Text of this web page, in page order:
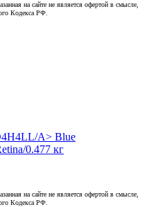
на сайте не является офертой в смысле,
Кодекса РФ.
A> Blue
0.477 кг
на сайте не является офертой в смысле,
Кодекса РФ.